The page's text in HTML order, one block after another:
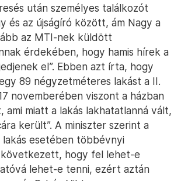
után személyes találkozót
és az újságíró között, ám Nagy a
az MTI-nek küldött
érdekében, hogy hamis hírek a
el”. Ebben azt írta, hogy
89 négyzetméteres lakást a II.
novemberében viszont a házban
miatt a lakás lakhatatlanná vált,
került”. A miniszter szerint a
esetében többévnyi
következett, hogy fel lehet-e
lehet-e tenni, ezért aztán